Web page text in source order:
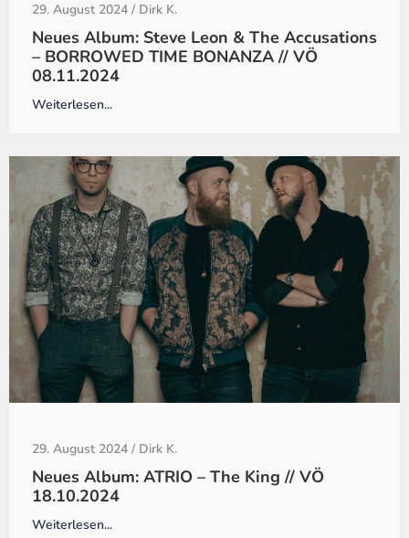
29. August 2024 / Dirk K.
Neues Album: Steve Leon & The Accusations
– BORROWED TIME BONANZA // VÖ
08.11.2024
Weiterlesen...
29. August 2024 / Dirk K.
Neues Album: ATRIO – The King // VÖ
18.10.2024
Weiterlesen...